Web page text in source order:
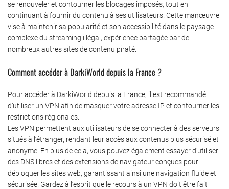
se renouveler et contourner les blocages imposés, tout en
continuant à fournir du contenu à ses utilisateurs. Cette manœuvre
vise à maintenir sa popularité et son accessibilité dans le paysage
complexe du streaming illégal, expérience partagée par de
nombreux autres sites de contenu piraté.
Comment accéder à DarkiWorld depuis la France ?
Pour accéder à DarkiWorld depuis la France, il est recommandé
d’utiliser un VPN afin de masquer votre adresse IP et contourner les
restrictions régionales.
Les VPN permettent aux utilisateurs de se connecter à des serveurs
situés à l’étranger, rendant leur accès aux contenus plus sécurisé et
anonyme. En plus de cela, vous pouvez également essayer d’utiliser
des DNS libres et des extensions de navigateur conçues pour
débloquer les sites web, garantissant ainsi une navigation fluide et
sécurisée. Gardez à l’esprit que le recours à un VPN doit être fait